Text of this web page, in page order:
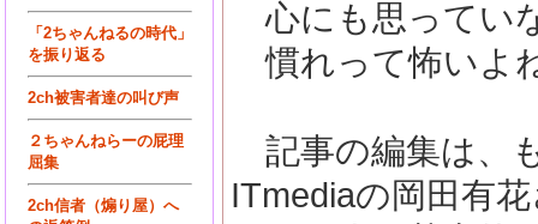
「2ちゃんねるの時代」
を振り返る
2ch被害者達の叫び声
２ちゃんねらーの屁理
屈集
2ch信者（煽り屋）へ
心にも思ってい
慣れって怖いよ
記事の編集は、
ITmediaの岡田有